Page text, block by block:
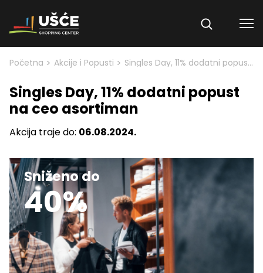
Skip to content
Početna > Akcije i Popusti > Singles Day, 11% dodatni popust na ceo asortiman
Singles Day, 11% dodatni popust
na ceo asortiman
Akcija traje do: 06.08.2024.
Sniženo do
40%